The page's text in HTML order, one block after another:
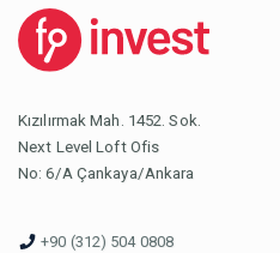
Kızılırmak Mah. 1452. Sok.
Next Level Loft Ofis
No: 6/A Çankaya/Ankara
+90 (312) 504 0808